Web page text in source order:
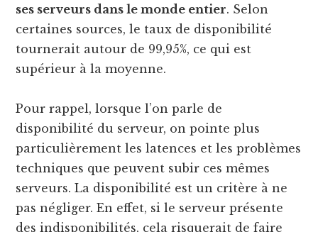
ses serveurs dans le monde entier. Selon
certaines sources, le taux de disponibilité
tournerait autour de 99,95%, ce qui est
supérieur à la moyenne.
Pour rappel, lorsque l’on parle de
disponibilité du serveur, on pointe plus
particulièrement les latences et les problèmes
techniques que peuvent subir ces mêmes
serveurs. La disponibilité est un critère à ne
pas négliger. En effet, si le serveur présente
des indisponibilités, cela risquerait de faire